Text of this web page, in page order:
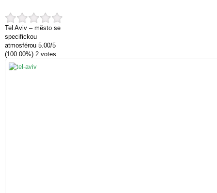
Tel Aviv – město se
specifickou
atmosférou 5.00/5
(100.00%) 2 votes